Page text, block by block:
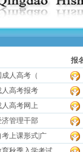
报
成人高考（
人高考报考
人高考网上
济管理干部
上课形式|广